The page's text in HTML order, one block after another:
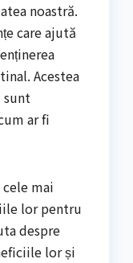
noastră.
care ajută
Acestea
sunt
ar fi
mai
lor pentru
despre
lor și